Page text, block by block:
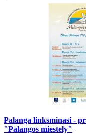
Palanga linksminasi -
"Palangos miestely"